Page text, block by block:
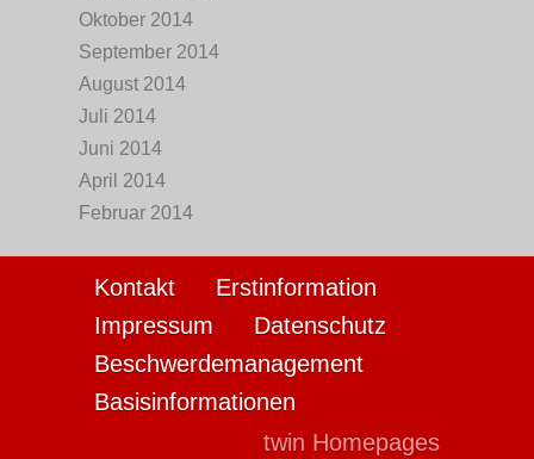
Oktober 2014
September 2014
August 2014
Juli 2014
Juni 2014
April 2014
Februar 2014
Kontakt
Erstinformation
Impressum
Datenschutz
Beschwerdemanagement
Basisinformationen
twin Homepages